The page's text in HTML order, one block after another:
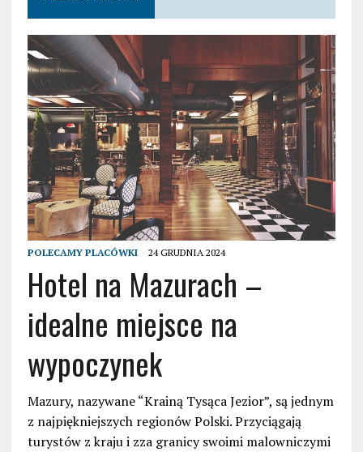
POLECAMY PLACÓWKI 24 GRUDNIA 2024
Hotel na Mazurach –
idealne miejsce na
wypoczynek
Mazury, nazywane “Krainą Tysąca Jezior”, są jednym
z najpiękniejszych regionów Polski. Przyciągają
turystów z kraju i zza granicy swoimi malowniczymi